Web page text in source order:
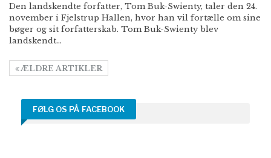
Den landskendte forfatter, Tom Buk-Swienty, taler den 24.
november i Fjelstrup Hallen, hvor han vil fortælle om sine
bøger og sit forfatterskab. Tom Buk-Swienty blev
landskendt…
ÆLDRE ARTIKLER
FØLG OS PÅ FACEBOOK